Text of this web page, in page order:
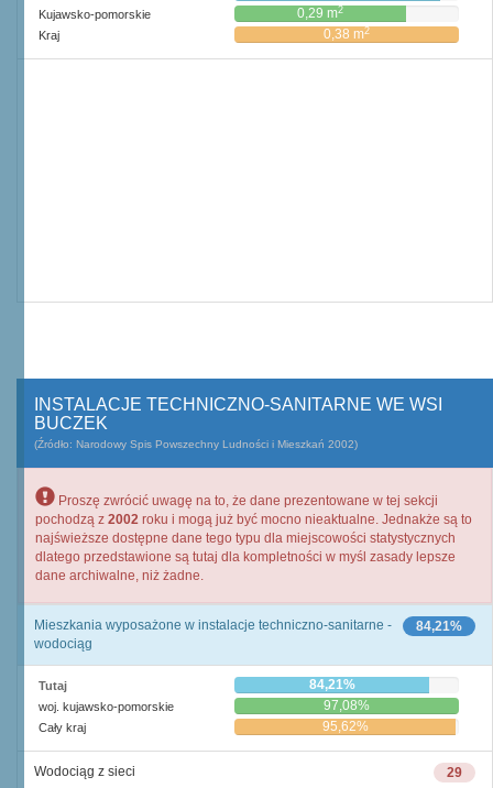
Kujawsko-pomorskie 0,29 m2
Kraj 0,38 m2
INSTALACJE TECHNICZNO-SANITARNE WE WSI
BUCZEK
(Źródło: Narodowy Spis Powszechny Ludności i Mieszkań 2002)
Proszę zwrócić uwagę na to, że dane prezentowane w tej sekcji
pochodzą z 2002 roku i mogą już być mocno nieaktualne. Jednakże są to
najświeższe dostępne dane tego typu dla miejscowości statystycznych
dlatego przedstawione są tutaj dla kompletności w myśl zasady lepsze
dane archiwalne, niż żadne.
84,21%
Mieszkania wyposażone w instalacje techniczno-sanitarne -
wodociąg
Tutaj 84,21%
woj. kujawsko-pomorskie 97,08%
Cały kraj 95,62%
29
Wodociąg z sieci